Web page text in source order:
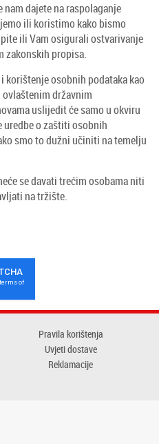
nam dajete na raspolaganje
ili koristimo kako bismo
ili Vam osigurali ostvarivanje
zakonskih propisa.
korištenje osobnih podataka kao
državnim
uslijedit će samo u okviru
uredbe o zaštiti osobnih
smo to dužni učiniti na temelju
se davati trećim osobama niti
na tržište.
Pravila korištenja
Uvjeti dostave
Reklamacije